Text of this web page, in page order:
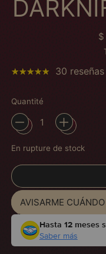
$
30 reseñas
Quantité
En rupture de stock
AVISARME
Hasta 12 meses
Saber más